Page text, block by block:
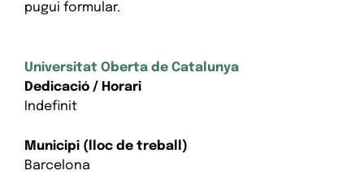
pugui formular.
Universitat Oberta de Catalunya
Dedicació / Horari
Indefinit
Municipi (lloc de treball)
Barcelona